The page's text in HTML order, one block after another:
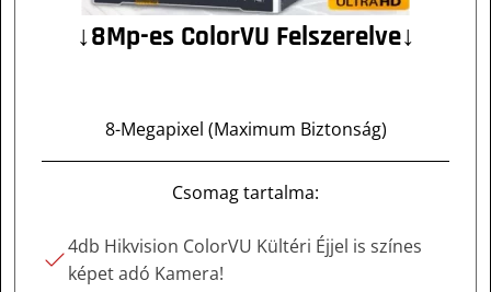
↓8Mp-es ColorVU Felszerelve↓
8-Megapixel (Maximum Biztonság)
Csomag tartalma:
4db Hikvision ColorVU Kültéri Éjjel is színes
képet adó Kamera!